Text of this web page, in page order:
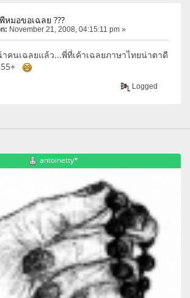
หมอขอเฉลย ???
November 21, 2008, 04:15:11 pm »
าคนเฉลยแล้ว...พี่ที่เค้าเฉลยภาษาไทยน่าตาดี
Logged
antoinetty*